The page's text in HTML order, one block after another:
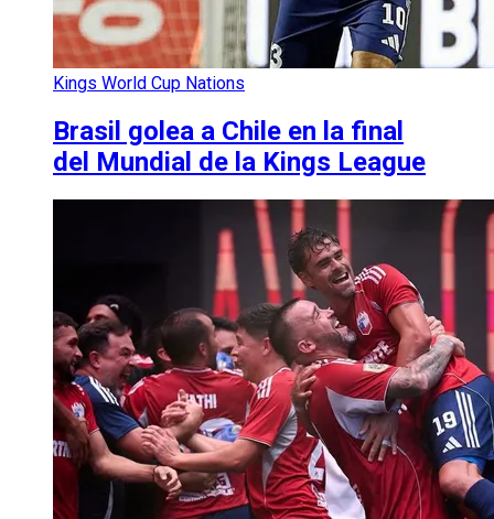
Kings World Cup Nations
Brasil golea a Chile en la final
del Mundial de la Kings League